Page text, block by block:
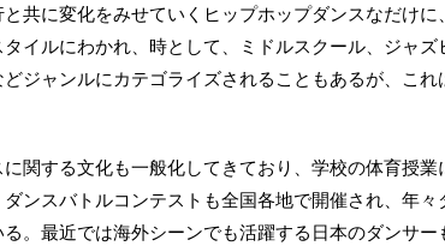
共に変化をみせていくヒップホップダンスなだけ
イルにわかれ、時として、ミドルスクール、ジャ
どジャンルにカテゴライズされることもあるが、こ
関する文化も一般化してきており、学校の体育授
ンスバトルコンテストも全国各地で開催され、年
。最近では海外シーンでも活躍する日本のダンサー